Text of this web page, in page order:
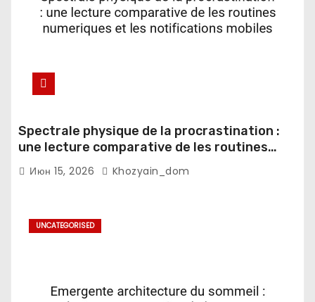
Spectrale physique de la procrastination :
une lecture comparative de les routines
numeriques et les notifications mobiles
Июн 15, 2026 Khozyain_dom
UNCATEGORISED